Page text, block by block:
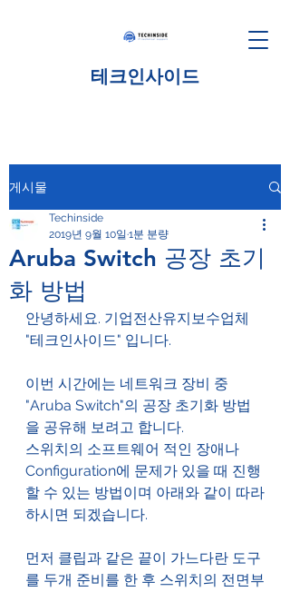
테크인사이드
게시물
Aruba Switch 공장 초기
화 방법
Techinside
2019년 9월 10일 1분 분량
안녕하세요. 기업전산유지보수업체
"테크인사이드" 입니다.
이번 시간에는 네트워크 장비 중
"Aruba Switch"의 공장 초기화 방법
을 공유해 보려고 합니다.
스위치의 소프트웨어 적인 장애나
Configuration에 문제가 있을 때 진행
할 수 있는 방법이며 아래와 같이 따라
하시면 되겠습니다.
먼저 클립과 같은 끝이 가느다란 도구
를 두개 준비를 한 후 스위치의 전면부